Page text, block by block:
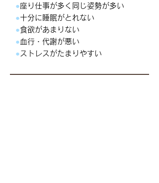
●座り仕事が多く同じ姿勢が多い
●十分に睡眠がとれない
●食欲があまりない
● 血行・代謝が悪い
● ストレスがたまりやすい